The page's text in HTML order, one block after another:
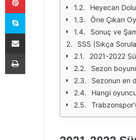
Heyecan
Öne Çıkan
Sonuç ve
SSS (Sıkça
2021-2022
Sezon
Sezonun en
Hangi
Skype
E-Posta ile paylaş